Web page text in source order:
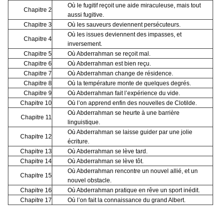
Chapitre 2
Où le fugitif reçoit une aide miraculeuse, mais tout
aussi fugitive.
Chapitre 3
Où les sauveurs deviennent persécuteurs.
Chapitre 4
Où les issues deviennent des impasses, et
inversement.
Chapitre 5
Où Abderrahman se reçoit mal.
Chapitre 6
Où Abderrahman est bien reçu.
Chapitre 7
Où Abderrahman change de résidence.
Chapitre 8
Où la température monte de quelques degrés.
Chapitre 9
Où Abderrahman fait l’expérience du vide.
Chapitre 10
Où l’on apprend enfin des nouvelles de Clotilde.
Chapitre 11
Où Abderrahman se heurte à une barrière
linguistique.
Chapitre 12
Où Abderrahman se laisse guider par une jolie
écriture.
Chapitre 13
Où Abderrahman se lève tard.
Chapitre 14
Où Abderrahman se lève tôt.
Chapitre 15
Où Abderrahman rencontre un nouvel allié, et un
nouvel obstacle.
Chapitre 16
Où Abderrahman pratique en rêve un sport inédit.
Chapitre 17
Où l’on fait la connaissance du grand Albert.